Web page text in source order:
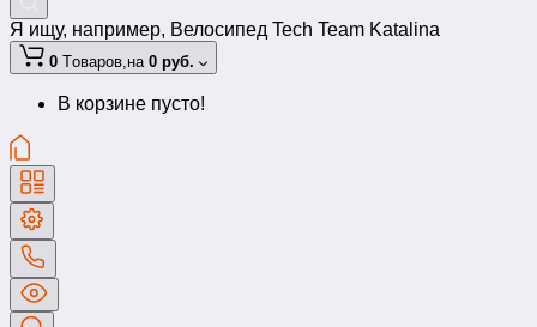
Я ищу, например, Велосипед Tech Team Katalina
0 Tоваров,на 0 руб.
В корзине пусто!